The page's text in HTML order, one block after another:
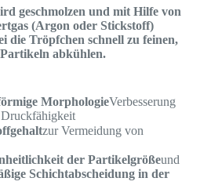
geschmolzen und mit Hilfe von
(Argon oder Stickstoff)
die Tröpfchen schnell zu feinen,
abkühlen.
MorphologieVerbesserung
zur Vermeidung von
der Partikelgrößeund
Schichtabscheidung in der